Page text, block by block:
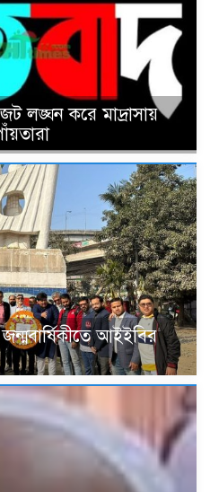
লঙ্ঘন করে মাদ্রাসায়
আইইবির